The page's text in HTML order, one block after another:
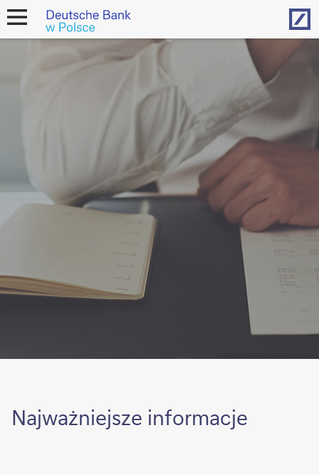
open
Najważniejsze informacje